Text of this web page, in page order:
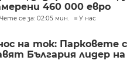
460 000 евро
Чете се за: 02:05 мин. У нас
на ток: Парковете с
България лидер на